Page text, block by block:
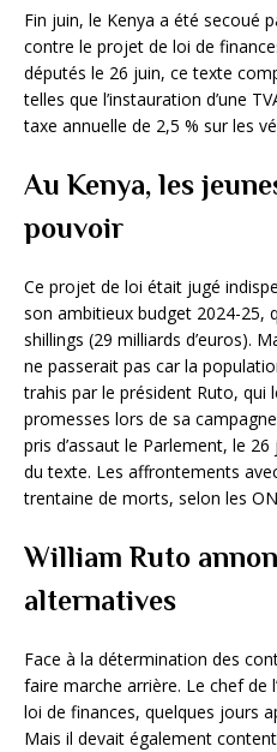
Fin juin, le Kenya a été secoué
contre le projet de loi de
députés le 26 juin, ce texte
telles que l’instauration d’une
taxe annuelle de 2,5 % sur les
Au Kenya, les
pouvoir
Ce projet de loi était jugé
son ambitieux budget 2024-25,
shillings (29 milliards d’euros).
ne passerait pas car la
trahis par le président Ruto, qui
promesses lors de sa
pris d’assaut le Parlement, le
du texte. Les affrontements
trentaine de morts, selon les
William Ruto
alternatives
Face à la détermination des
faire marche arrière. Le chef de
loi de finances, quelques jours
Mais il devait également